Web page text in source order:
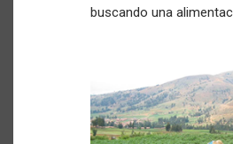
buscando una